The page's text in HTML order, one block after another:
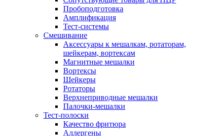
Пробоподготовка
Амплификация
Тест-системы
Смешивание
Аксессуары к мешалкам, ротаторам,
шейкерам, вортексам
Магнитные мешалки
Вортексы
Шейкеры
Ротаторы
Верхнеприводные мешалки
Палочки-мешалки
Тест-полоски
Качество фритюра
Аллергены